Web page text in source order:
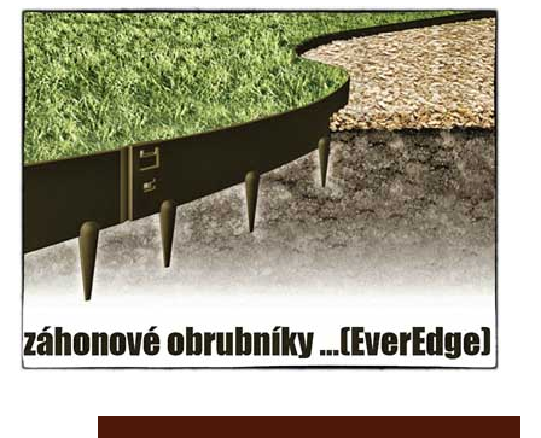
Sousoší Kalvárie před klášterem
dominikánů u Piaristického náměstí v
Českých Budějovicích
Socha svatého Václava u pramene v
Semilech
Pamětní deska Tomáše Garrigue Masaryka
na radnici v Českých Budějovicích
Pamětní deska na biskupské rezidenci v
Českých Budějovicích
biskupské rezidenci v Českých
Socha žáby u rybníčku na Náměstí v